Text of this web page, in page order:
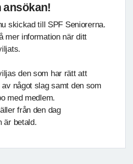
ansökan!
skickad till SPF Seniorerna.
mer information när ditt
den som har rätt att
av något slag samt den som
med medlem.
från den dag
är betald.